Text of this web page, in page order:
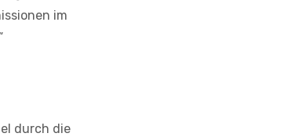
im
durch die